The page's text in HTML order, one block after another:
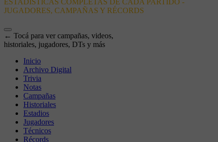
JUGADORES, CAMPAÑAS Y RÉCORDS
← Tocá para ver campañas, videos,
historiales, jugadores, DTs y más
Inicio
Archivo Digital
Trivia
Notas
Campañas
Historiales
Estadios
Jugadores
Técnicos
Récords